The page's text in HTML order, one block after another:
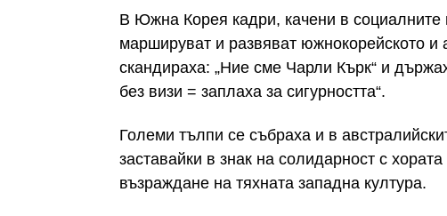
В Южна Корея кадри, качени в социалните
маршируват и развяват южнокорейското и
скандираха: „Ние сме Чарли Кърк“ и
без визи = заплаха за сигурността“.
Големи тълпи се събраха и в
заставайки в знак на солидарност с
възраждане на тяхната западна култура.